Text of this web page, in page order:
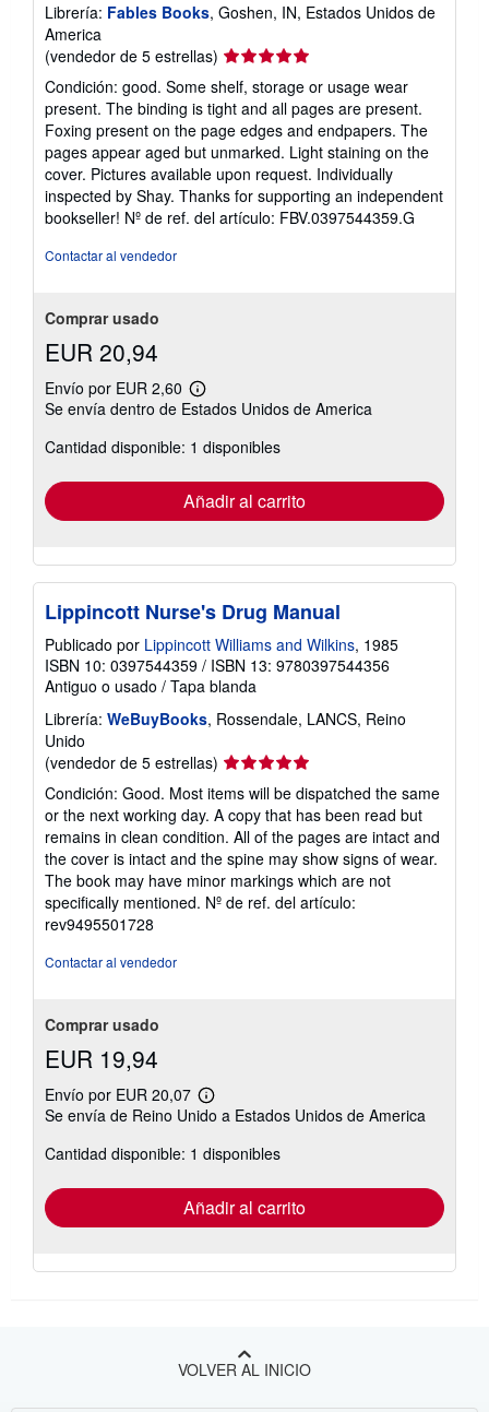
Librería: Fables Books, Goshen, IN, Estados Unidos de
America
(vendedor de 5 estrellas) Calificación
del
vendedor:
5
de
5
estrellas
Condición: good. Some shelf, storage or usage wear
present. The binding is tight and all pages are present.
Foxing present on the page edges and endpapers. The
pages appear aged but unmarked. Light staining on the
cover. Pictures available upon request. Individually
inspected by Shay. Thanks for supporting an independent
bookseller! Nº de ref. del artículo: FBV.0397544359.G
Contactar al vendedor
Comprar usado
EUR 20,94
Envío por EUR 2,60
Más
información
las
tarifas
envío
Se envía dentro de Estados Unidos de America
Cantidad disponible: 1 disponibles
Añadir al carrito
Lippincott Nurse's Drug Manual
Publicado por Lippincott Williams and Wilkins, 1985
ISBN 10: 0397544359 / ISBN 13: 9780397544356
Antiguo o usado / Tapa blanda
Librería: WeBuyBooks, Rossendale, LANCS, Reino
Unido
(vendedor de 5 estrellas) Calificación
vendedor:
5
de
5
estrellas
Condición: Good. Most items will be dispatched the same
or the next working day. A copy that has been read but
remains in clean condition. All of the pages are intact and
the cover is intact and the spine may show signs of wear.
The book may have minor markings which are not
specifically mentioned. Nº de ref. del artículo:
rev9495501728
Contactar al vendedor
Comprar usado
EUR 19,94
Envío por EUR 20,07
Más
información
las
tarifas
envío
Se envía de Reino Unido a Estados Unidos de America
Cantidad disponible: 1 disponibles
Añadir al carrito
VOLVER AL INICIO